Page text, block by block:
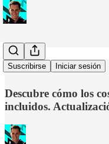
Suscribirse Iniciar sesión
Costes
Descubre cómo los
incluidos.